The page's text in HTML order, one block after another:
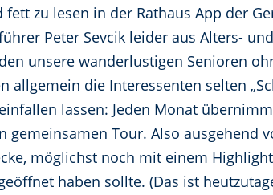
fett zu lesen in der Rathaus App der
Peter Sevcik leider aus Alters-
unsere wanderlustigen Senioren
allgemein die Interessenten selten
lassen: Jeden Monat
gemeinsamen Tour. Also ausgehend
möglichst noch mit einem
haben sollte. (Das ist